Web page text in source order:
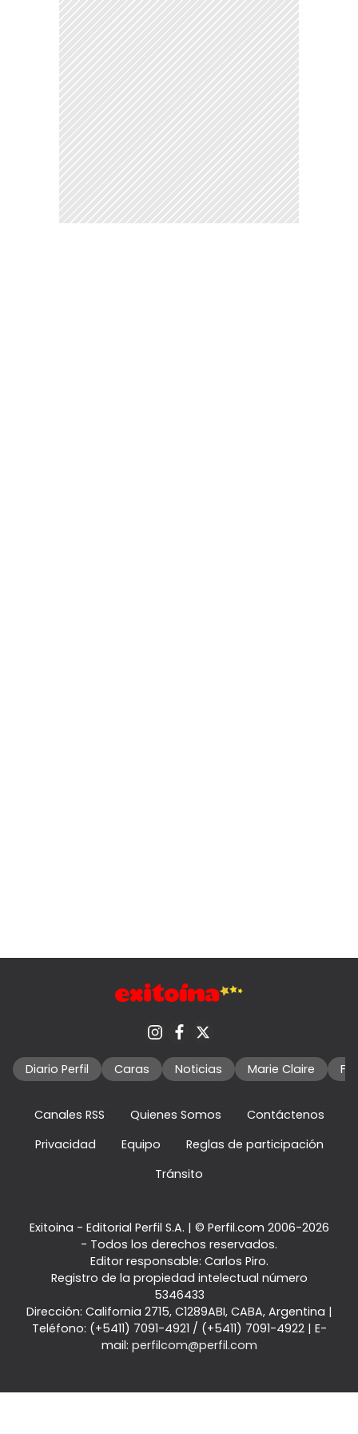
Diario Perfil Caras Noticias Marie Claire
Canales RSS Quienes Somos
Contáctenos
Privacidad
Equipo
Reglas de participación
Tránsito
Exitoina - Editorial Perfil S.A. | © Perfil.com 2006-2026
- Todos los derechos reservados.
Editor responsable: Carlos Piro.
Registro de la propiedad intelectual número
5346433
Dirección: California 2715, C1289ABI, CABA, Argentina |
Teléfono: (+5411) 7091-4921 / (+5411) 7091-4922| E-
mail: perfilcom@perfil.com